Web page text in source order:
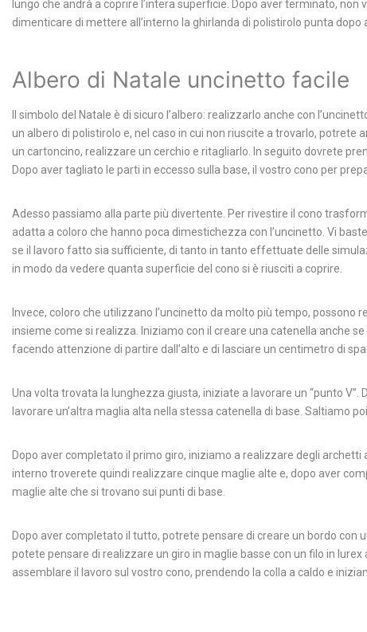
lungo che andrà a coprire l’intera superficie. Dopo aver terminato, non
dimenticare di mettere all’interno la ghirlanda di polistirolo punta
Albero di Natale uncinetto facile
Il simbolo del Natale è di sicuro l’albero: realizzarlo anche con
un albero di polistirolo e, nel caso in cui non riuscite a trovarlo,
un cartoncino, realizzare un cerchio e ritagliarlo. In seguito dovrete
Dopo aver tagliato le parti in eccesso sulla base, il vostro cono per
Adesso passiamo alla parte più divertente. Per rivestire il cono
adatta a coloro che hanno poca dimestichezza con l’uncinetto. Vi
se il lavoro fatto sia sufficiente, di tanto in tanto effettuate delle
in modo da vedere quanta superficie del cono si è riusciti a coprire.
Invece, coloro che utilizzano l’uncinetto da molto più tempo,
insieme come si realizza.
Iniziamo con il creare una catenella anche
facendo attenzione di partire dall’alto e di lasciare un centimetro di
Una volta trovata la lunghezza giusta, iniziate a lavorare un “punto
lavorare un’altra maglia alta nella stessa catenella di base. Saltiamo
Dopo aver completato il primo giro, iniziamo a realizzare degli
interno troverete quindi realizzare cinque maglie alte e, dopo aver
maglie alte che si trovano sui punti di base.
Dopo aver completato il tutto, potrete pensare di creare un bordo
potete pensare di realizzare un giro in maglie basse con un filo in
assemblare il lavoro sul vostro cono, prendendo la colla a caldo e